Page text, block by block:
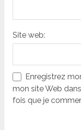
Site web:
Enregistrez
mon site Web
fois que je